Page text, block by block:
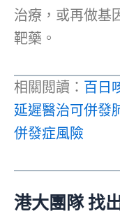
治療，或再做基
靶藥。
相關閲讀： 百日
延遲醫治可併發
併發症風險
港大團隊 找